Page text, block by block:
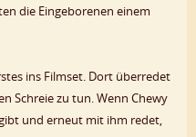
die Eingeborenen einem
ins Filmset. Dort überredet
Schreie zu tun. Wenn Chewy
und erneut mit ihm redet,